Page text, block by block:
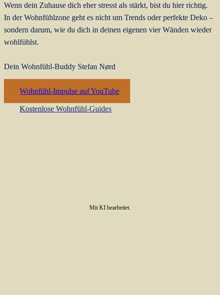
Wenn dein Zuhause dich eher stresst als stärkt, bist du hier richtig.
In der Wohnfühlzone geht es nicht um Trends oder perfekte Deko –
sondern darum, wie du dich in deinen eigenen vier Wänden wieder
wohlfühlst.
Dein Wohnfühl-Buddy Stefan Nørd
Wohnfühl-Impulse auf YouTube
Kostenlose Wohnfühl-Guides
Mit KI bearbeitet.